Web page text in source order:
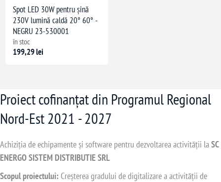
Spot LED 30W pentru șină
230V lumină caldă 20° 60° -
NEGRU 23-530001
în stoc
199,29 lei
Proiect cofinanțat din Programul Regional
Nord-Est 2021 - 2027
Achiziția de echipamente și software pentru dezvoltarea activității la SC
ENERGO SISTEM DISTRIBUTIE SRL
Scopul proiectului: Creșterea gradului de digitalizare a activității de